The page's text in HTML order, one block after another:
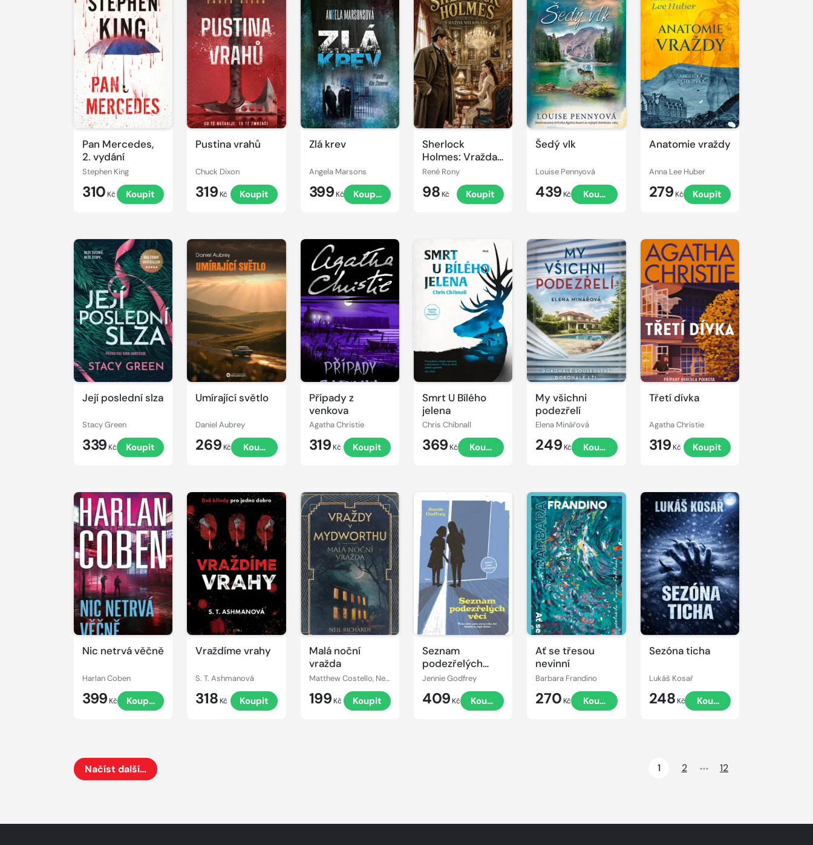
Pan Mercedes,
2. vydání
Stephen King
310 Kč Koupit
Pustina vrahů
Chuck Dixon
319 Kč Koupit
Zlá krev
Angela Marsons
399 Kč Koupit
Sherlock
Holmes: Vražda
milionáře
René Rony
98 Kč Koupit
Šedý vlk
Louise Pennyová
439 Kč Koupit
Anatomie vraždy
Anna Lee Huber
279 Kč Koupit
Její poslední slza
Stacy Green
339 Kč Koupit
Umírající světlo
Daniel Aubrey
269 Kč Koupit
Případy z
venkova
Agatha Christie
319 Kč Koupit
Smrt U Bílého
jelena
Chris Chibnall
369 Kč Koupit
My všichni
podezřelí
Elena Minářová
249 Kč Koupit
Třetí dívka
Agatha Christie
319 Kč Koupit
Nic netrvá věčně
Harlan Coben
399 Kč Koupit
Vraždíme vrahy
S. T. Ashmanová
318 Kč Koupit
Malá noční
vražda
Matthew Costello, Neil Richards
199 Kč Koupit
Seznam
podezřelých
věcí
Jennie Godfrey
409 Kč Koupit
Ať se třesou
nevinní
Barbara Frandino
270 Kč Koupit
Sezóna ticha
Lukáš Kosař
248 Kč Koupit
Načíst další…
1 2 12